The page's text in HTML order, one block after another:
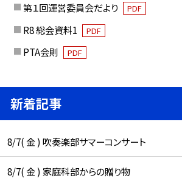
第１回運営委員会だより PDF
R8 総会資料1 PDF
PTA会則 PDF
新着記事
8/7( 金 ) 吹奏楽部サマーコンサート
8/7( 金 ) 家庭科部からの贈り物